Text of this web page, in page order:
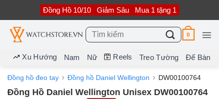
nội
dung
Đồng Hồ 10/10 Giảm Sâu Mua 1 tặng 1
Tìm
kiếm:
0
Xu Hướng Nam Nữ Reels Treo Tường Để Bàn
Đồng hồ đeo tay Đồng hồ Daniel Wellington DW00100764
Đồng Hồ Daniel Wellington Unisex DW00100764